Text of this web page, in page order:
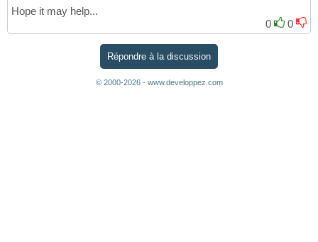
Hope it may help...
0
0
Répondre à la discussion
© 2000-2026 - www.developpez.com